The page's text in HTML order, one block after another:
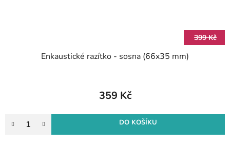
399 Kč
Enkaustické razítko - sosna (66x35 mm)
359 Kč
DO KOŠÍKU